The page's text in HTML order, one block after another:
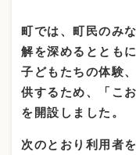
町では、町民のみ
解を深めるととも
子どもたちの体験
供するため、「こ
を開設しました。
次のとおり利用者